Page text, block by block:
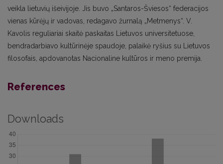
veikla lietuvių išeivijoje. Jis buvo „Santaros-Šviesos“ federacijos
vienas kūrėjų ir vadovas, redagavo žurnalą „Metmenys“. V.
Kavolis reguliariai skaitė paskaitas Lietuvos universitetuose,
bendradarbiavo kultūrinėje spaudoje, palaikė ryšius su Lietuvos
filosofais, apdovanotas Nacionaline kultūros ir meno premija.
References
Downloads